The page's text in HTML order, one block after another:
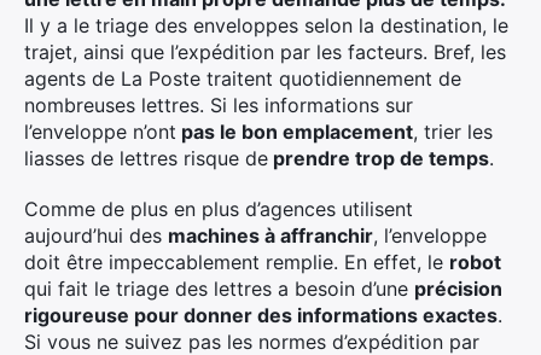
Il y a le triage des enveloppes selon la destination, le
trajet, ainsi que l’expédition par les facteurs. Bref, les
agents de La Poste traitent quotidiennement de
nombreuses lettres. Si les informations sur
l’enveloppe n’ont pas le bon emplacement, trier les
liasses de lettres risque de prendre trop de temps.
Comme de plus en plus d’agences utilisent
aujourd’hui des machines à affranchir, l’enveloppe
doit être impeccablement remplie. En effet, le robot
qui fait le triage des lettres a besoin d’une précision
rigoureuse pour donner des informations exactes.
Si vous ne suivez pas les normes d’expédition par